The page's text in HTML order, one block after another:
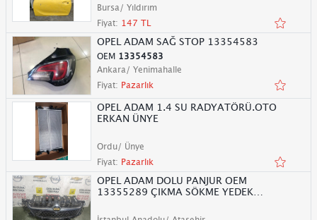
Bursa/ Yıldırım
Fiyat: 147 TL
OPEL ADAM SAĞ STOP 13354583
OEM 13354583
Ankara/ Yenimahalle
Fiyat: Pazarlık
OPEL ADAM 1.4 SU RADYATÖRÜ.OTO
ERKAN ÜNYE
Ordu/ Ünye
Fiyat: Pazarlık
OPEL ADAM DOLU PANJUR OEM
13355289 ÇIKMA SÖKME YEDEK